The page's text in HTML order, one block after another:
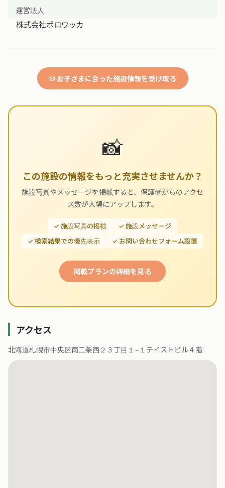
運営法人
株式会社ポロワッカ
✉ お子さまに合った施設情報を受け取る
📸
この施設の情報をもっと充実させませんか？
施設写真やメッセージを掲載すると、保護者からのアクセ
ス数が大幅にアップします。
✓ 施設写真の掲載
✓ 施設メッセージ
✓ 検索結果での優先表示
✓ お問い合わせフォーム設置
掲載プランの詳細を見る
アクセス
北海道札幌市中央区南二条西２３丁目１−１テイストビル４階